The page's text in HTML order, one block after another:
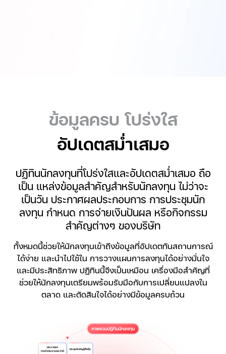
ข้อมูลครบ โปร่งใส
อัปเดตสม่ำเสมอ
ปฏิทินนักลงทุนที่โปร่งใสและอัปเดตสม่ำเสมอ ถือ
เป็น แหล่งข้อมูลสำคัญสำหรับนักลงทุน ไม่ว่าจะ
เป็นวัน ประกาศผลประกอบการ การประชุมนัก
ลงทุน กำหนด การจ่ายเงินปันผล หรือกิจกรรม
สำคัญต่างๆ ของบริษัท
ทั้งหมดนี้ช่วยให้นักลงทุนเข้าถึงข้อมูลที่อัปเดตทันสถานการณ์
ได้ง่าย และนำไปใช้ใน การวางแผนการลงทุนได้อย่างมั่นใจ
และมีประสิทธิภาพ ปฏิทินนี้จึงเป็นเหมือน เครื่องมือสำคัญที่
ช่วยให้นักลงทุนเตรียมพร้อมรับมือกับการเปลี่ยนแปลงใน
ตลาด และตัดสินใจได้อย่างมีข้อมูลครบถ้วน